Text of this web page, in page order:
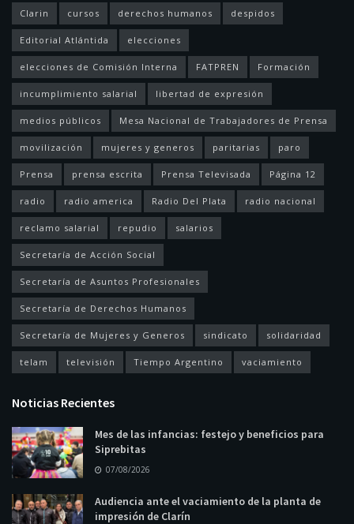
Clarin cursos derechos humanos despidos
Editorial Atlántida elecciones
elecciones de Comisión Interna FATPREN Formación
incumplimiento salarial libertad de expresión
medios públicos Mesa Nacional de Trabajadores de Prensa
movilización mujeres y generos paritarias paro
Prensa prensa escrita Prensa Televisada Página 12
radio radio america Radio Del Plata radio nacional
reclamo salarial repudio salarios
Secretaría de Acción Social
Secretaría de Asuntos Profesionales
Secretaría de Derechos Humanos
Secretaría de Mujeres y Generos sindicato solidaridad
telam televisión Tiempo Argentino vaciamiento
Noticias Recientes
Mes de las infancias: festejo y beneficios para
Siprebitas
07/08/2026
Audiencia ante el vaciamiento de la planta de
impresión de Clarín